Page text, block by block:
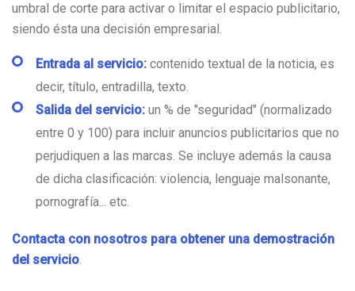
umbral de corte para activar o limitar el espacio publicitario,
siendo ésta una decisión empresarial.
Entrada al servicio: contenido textual de la noticia, es
decir, título, entradilla, texto.
Salida del servicio: un % de "seguridad" (normalizado
entre 0 y 100) para incluir anuncios publicitarios que no
perjudiquen a las marcas. Se incluye además la causa
de dicha clasificación: violencia, lenguaje malsonante,
pornografía... etc.
Contacta con nosotros para obtener una demostración
del servicio.